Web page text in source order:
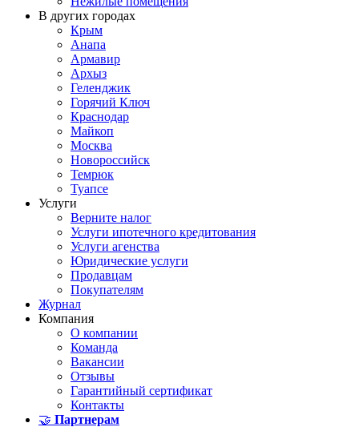
В других городах
Крым
Анапа
Армавир
Архыз
Геленджик
Горячий Ключ
Краснодар
Майкоп
Москва
Новороссийск
Темрюк
Туапсе
Услуги
Верните налог
Услуги ипотечного кредитования
Услуги агенства
Юридические услуги
Продавцам
Покупателям
Журнал
Компания
О компании
Команда
Вакансии
Отзывы
Гарантийный сертификат
Контакты
🤝 Партнерам